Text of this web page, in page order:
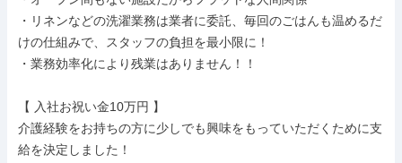
・リネンなどの洗濯業務は業者に委託、毎回のごはんも温めるだ
けの仕組みで、スタッフの負担を最小限に！
・業務効率化により残業はありません！！
【 入社お祝い金10万円 】
介護経験をお持ちの方に少しでも興味をもっていただくために支
給を決定しました！